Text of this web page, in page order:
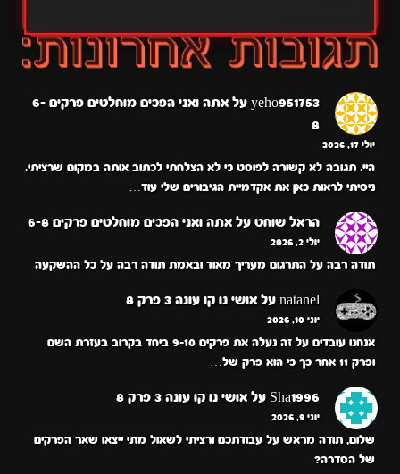
yeho951753 על
אתה ואני הפכים מוחלטים פרקים 6-
8
יולי 17, 2026
היי. תגובה לא קשורה לפוסט כי לא הצלחתי לכתוב אותה במקום שרציתי.
ניסיתי לראות כאן את אקדמיית הגיבורים שלי עוד…
הראל שוחט על אתה ואני הפכים מוחלטים פרקים 6-8
יולי 2, 2026
תודה רבה על התרגום מעריך מאוד ובאמת תודה רבה על כל ההשקעה
natanel על אושי נו קו עונה 3 פרק 8
יוני 10, 2026
אנחנו עובדים על זה נעלה את פרקים 9-10 ביחד בקרוב בעזרת השם
ופרק 11 אחר כך כי הוא פרק של…
Sha1996 על אושי נו קו עונה 3 פרק 8
יוני 9, 2026
שלום, תודה מראש על עבודתכם ורציתי לשאול מתי ייצאו שאר הפרקים
של הסדרה?